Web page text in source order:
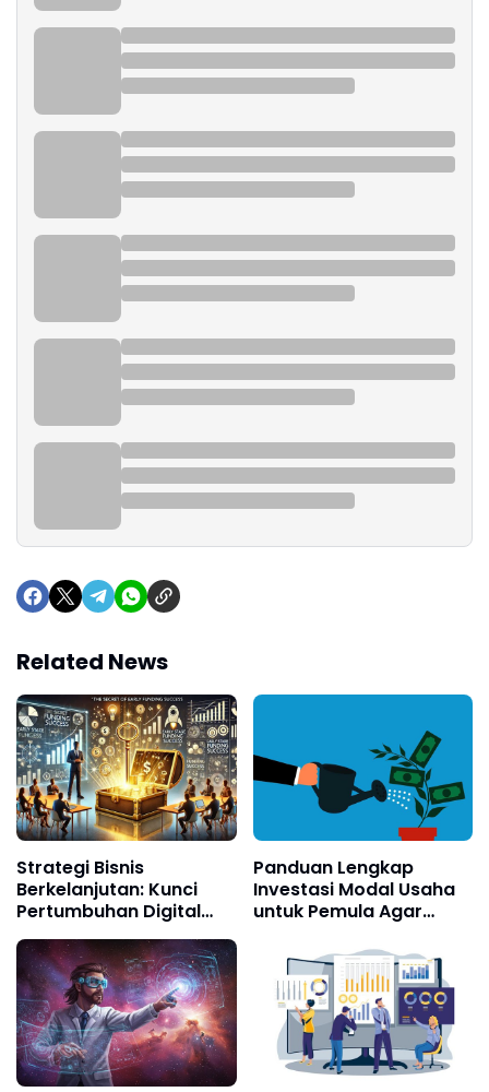
Related News
Strategi Bisnis
Berkelanjutan: Kunci
Pertumbuhan Digital
Jangka Panjang di Era
Ekonomi Hijau
Panduan Lengkap
Investasi Modal Usaha
untuk Pemula Agar